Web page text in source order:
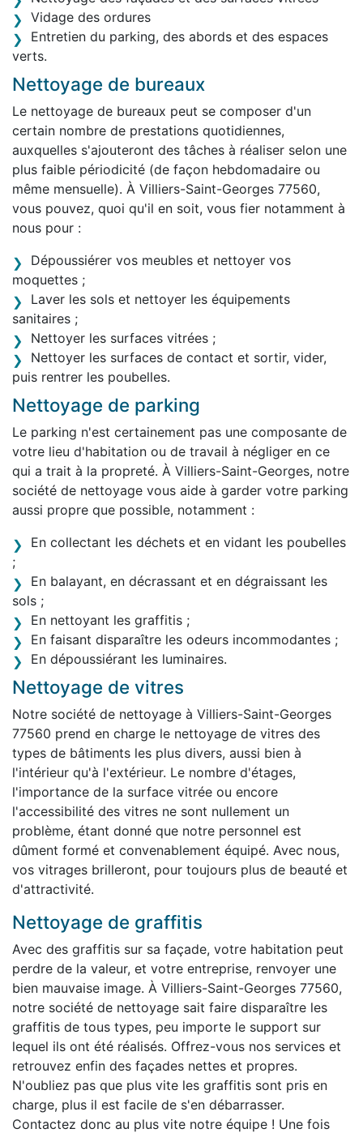
Vidage des ordures
Entretien du parking, des abords et des espaces
verts.
Nettoyage de bureaux
Le nettoyage de bureaux peut se composer d'un
certain nombre de prestations quotidiennes,
auxquelles s'ajouteront des tâches à réaliser selon une
plus faible périodicité (de façon hebdomadaire ou
même mensuelle). À Villiers-Saint-Georges 77560,
vous pouvez, quoi qu'il en soit, vous fier notamment à
nous pour :
Dépoussiérer vos meubles et nettoyer vos
moquettes ;
Laver les sols et nettoyer les équipements
sanitaires ;
Nettoyer les surfaces vitrées ;
Nettoyer les surfaces de contact et sortir, vider,
puis rentrer les poubelles.
Nettoyage de parking
Le parking n'est certainement pas une composante de
votre lieu d'habitation ou de travail à négliger en ce
qui a trait à la propreté. À Villiers-Saint-Georges, notre
société de nettoyage vous aide à garder votre parking
aussi propre que possible, notamment :
En collectant les déchets et en vidant les poubelles
;
En balayant, en décrassant et en dégraissant les
sols ;
En nettoyant les graffitis ;
En faisant disparaître les odeurs incommodantes ;
En dépoussiérant les luminaires.
Nettoyage de vitres
Notre société de nettoyage à Villiers-Saint-Georges
77560 prend en charge le nettoyage de vitres des
types de bâtiments les plus divers, aussi bien à
l'intérieur qu'à l'extérieur. Le nombre d'étages,
l'importance de la surface vitrée ou encore
l'accessibilité des vitres ne sont nullement un
problème, étant donné que notre personnel est
dûment formé et convenablement équipé. Avec nous,
vos vitrages brilleront, pour toujours plus de beauté et
d'attractivité.
Nettoyage de graffitis
Avec des graffitis sur sa façade, votre habitation peut
perdre de la valeur, et votre entreprise, renvoyer une
bien mauvaise image. À Villiers-Saint-Georges 77560,
notre société de nettoyage sait faire disparaître les
graffitis de tous types, peu importe le support sur
lequel ils ont été réalisés. Offrez-vous nos services et
retrouvez enfin des façades nettes et propres.
N'oubliez pas que plus vite les graffitis sont pris en
charge, plus il est facile de s'en débarrasser.
Contactez donc au plus vite notre équipe ! Une fois